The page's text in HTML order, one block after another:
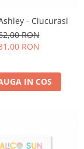
- Ciucurasi
RON
RON
IN COS